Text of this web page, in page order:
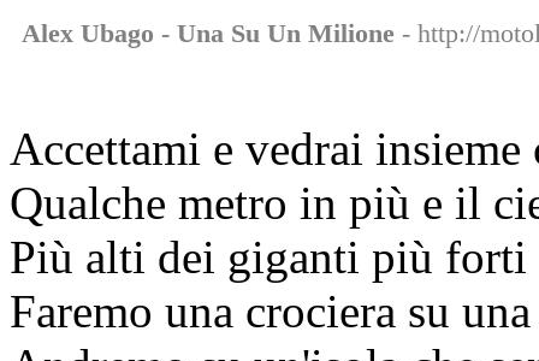
Alex Ubago - Una Su Un Milione - http://
Accettami e vedrai insieme
Qualche metro in più e il
Più alti dei giganti più
Faremo una crociera su